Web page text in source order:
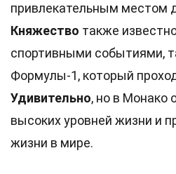
привлекательным местом
Княжество также
спортивными событиями,
Формулы-1, который
Удивительно, но в Монако
высоких уровней жизни и
жизни в мире.